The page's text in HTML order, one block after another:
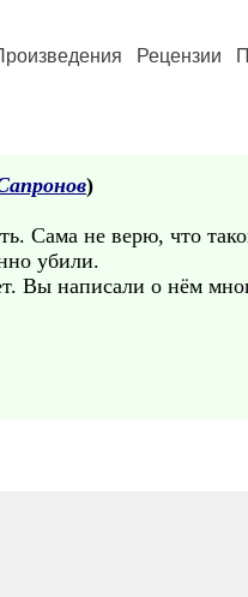
Рецензии
)
Сама не верю, что
убили.
Вы написали о нём